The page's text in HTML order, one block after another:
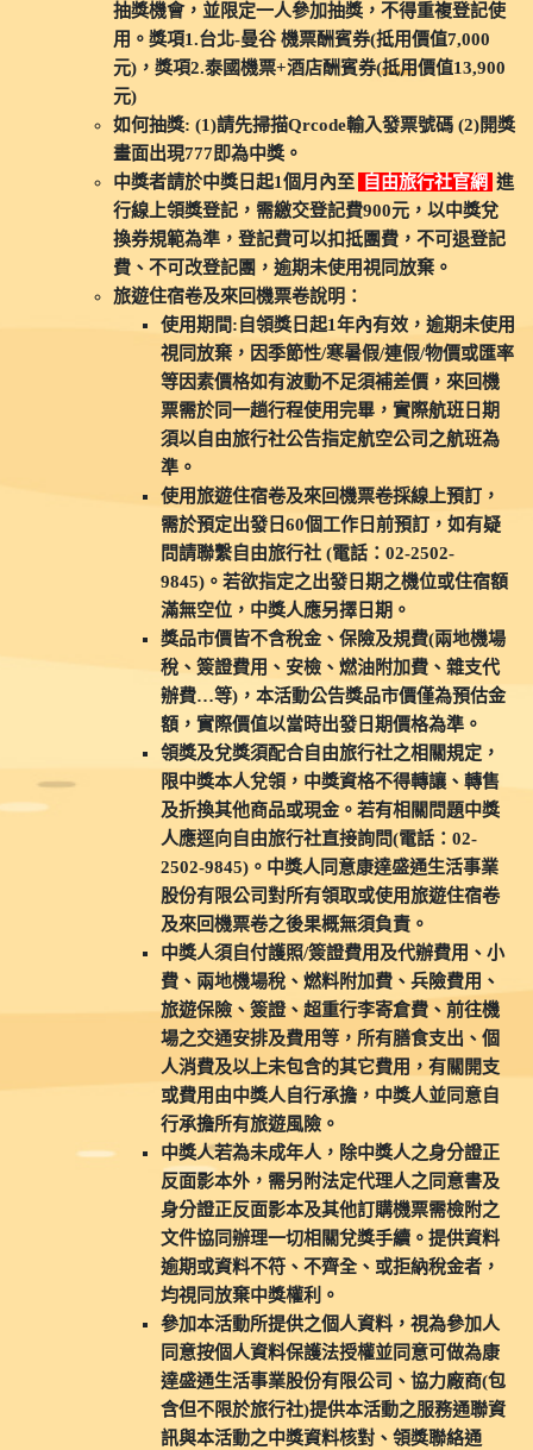
抽獎機會，並限定一人參加抽獎，不得重複登記使
用。獎項1.台北-曼谷 機票酬賓券(抵用價值7,000
元)，獎項2.泰國機票+酒店酬賓券(抵用價值13,900
元)
如何抽獎: (1)請先掃描Qrcode輸入發票號碼 (2)開獎
畫面出現777即為中獎。
中獎者請於中獎日起1個月內至
自由旅行社官網 進
行線上領獎登記，需繳交登記費900元，以中獎兌
換券規範為準，登記費可以扣抵團費，不可退登記
費、不可改登記團，逾期未使用視同放棄。
旅遊住宿卷及來回機票卷說明：
使用期間:自領獎日起1年內有效，逾期未使用
視同放棄，因季節性/寒暑假/連假/物價或匯率
等因素價格如有波動不足須補差價，來回機
票需於同一趟行程使用完畢，實際航班日期
須以自由旅行社公告指定航空公司之航班為
準。
使用旅遊住宿卷及來回機票卷採線上預訂，
需於預定出發日60個工作日前預訂，如有疑
問請聯繫自由旅行社 (電話：02-2502-
9845)。若欲指定之出發日期之機位或住宿額
滿無空位，中獎人應另擇日期。
獎品市價皆不含稅金、保險及規費(兩地機場
稅、簽證費用、安檢、燃油附加費、雜支代
辦費…等)，本活動公告獎品市價僅為預估金
額，實際價值以當時出發日期價格為準。
領獎及兌獎須配合自由旅行社之相關規定，
限中獎本人兌領，中獎資格不得轉讓、轉售
及折換其他商品或現金。若有相關問題中獎
人應逕向自由旅行社直接詢問(電話：02-
2502-9845)。中獎人同意康達盛通生活事業
股份有限公司對所有領取或使用旅遊住宿卷
及來回機票卷之後果概無須負責。
中獎人須自付護照/簽證費用及代辦費用、小
費、兩地機場稅、燃料附加費、兵險費用、
旅遊保險、簽證、超重行李寄倉費、前往機
場之交通安排及費用等，所有膳食支出、個
人消費及以上未包含的其它費用，有關開支
或費用由中獎人自行承擔，中獎人並同意自
行承擔所有旅遊風險。
中獎人若為未成年人，除中獎人之身分證正
反面影本外，需另附法定代理人之同意書及
身分證正反面影本及其他訂購機票需檢附之
文件協同辦理一切相關兌獎手續。提供資料
逾期或資料不符、不齊全、或拒納稅金者，
均視同放棄中獎權利。
參加本活動所提供之個人資料，視為參加人
同意按個人資料保護法授權並同意可做為康
達盛通生活事業股份有限公司、協力廠商(包
含但不限於旅行社)提供本活動之服務通聯資
訊與本活動之中獎資料核對、領獎聯絡通